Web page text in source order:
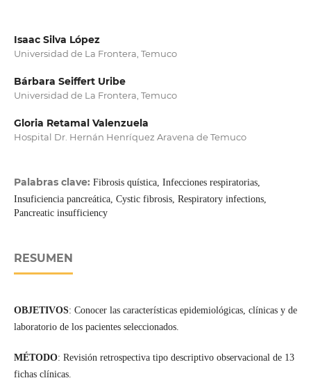
Isaac Silva López
Universidad de La Frontera, Temuco
Bárbara Seiffert Uribe
Universidad de La Frontera, Temuco
Gloria Retamal Valenzuela
Hospital Dr. Hernán Henríquez Aravena de Temuco
Palabras clave: Fibrosis quística, Infecciones respiratorias,
Insuficiencia pancreática, Cystic fibrosis, Respiratory infections,
Pancreatic insufficiency
RESUMEN
OBJETIVOS: Conocer las características epidemiológicas, clínicas y de
laboratorio de los pacientes seleccionados.
MÉTODO: Revisión retrospectiva tipo descriptivo observacional de 13
fichas clínicas.